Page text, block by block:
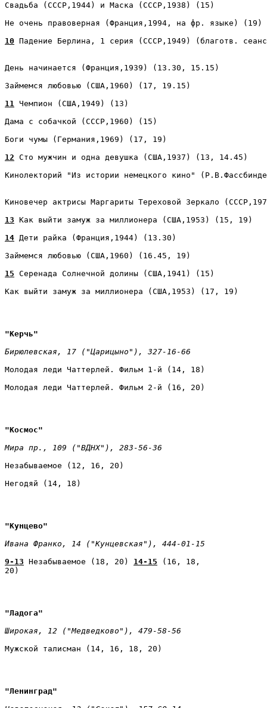
Свадьба (СССР,1944) и Маска (СССР,1938) (15)
Не очень правоверная (Франция,1994, на фр. языке) (19)
10
День начинается (Франция,1939) (13.30, 15.15)
Займемся любовью (США,1960) (17, 19.15)
11 Чемпион (США,1949) (13)
Дама с собачкой (СССР,1960) (15)
Боги чумы (Германия,1969) (17, 19)
12 Сто мужчин и одна девушка (США,1937) (13, 14.45)
Киновечер актрисы Маргариты Тереховой Зеркало
13 Как выйти замуж за миллионера (США,1953) (15, 19)
14 Дети райка (Франция,1944) (13.30)
Займемся любовью (США,1960) (16.45, 19)
15 Серенада Солнечной долины (США,1941) (15)
Как выйти замуж за миллионера (США,1953) (17, 19)
"Керчь"
Бирюлевская, 17 ("Царицыно"), 327-16-66
Молодая леди Чаттерлей. Фильм 1-й (14, 18)
Молодая леди Чаттерлей. Фильм 2-й (16, 20)
"Космос"
Мира пр., 109 ("ВДНХ"), 283-56-36
Незабываемое (12, 16, 20)
Негодяй (14, 18)
"Кунцево"
Ивана Франко, 14 ("Кунцевская"), 444-01-15
9-13 Незабываемое (18, 20) 14-15 (16, 18,
20)
"Ладога"
Широкая, 12 ("Медведково"), 479-58-56
Мужской талисман (14, 16, 18, 20)
"Ленинград"